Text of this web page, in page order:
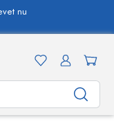
nu